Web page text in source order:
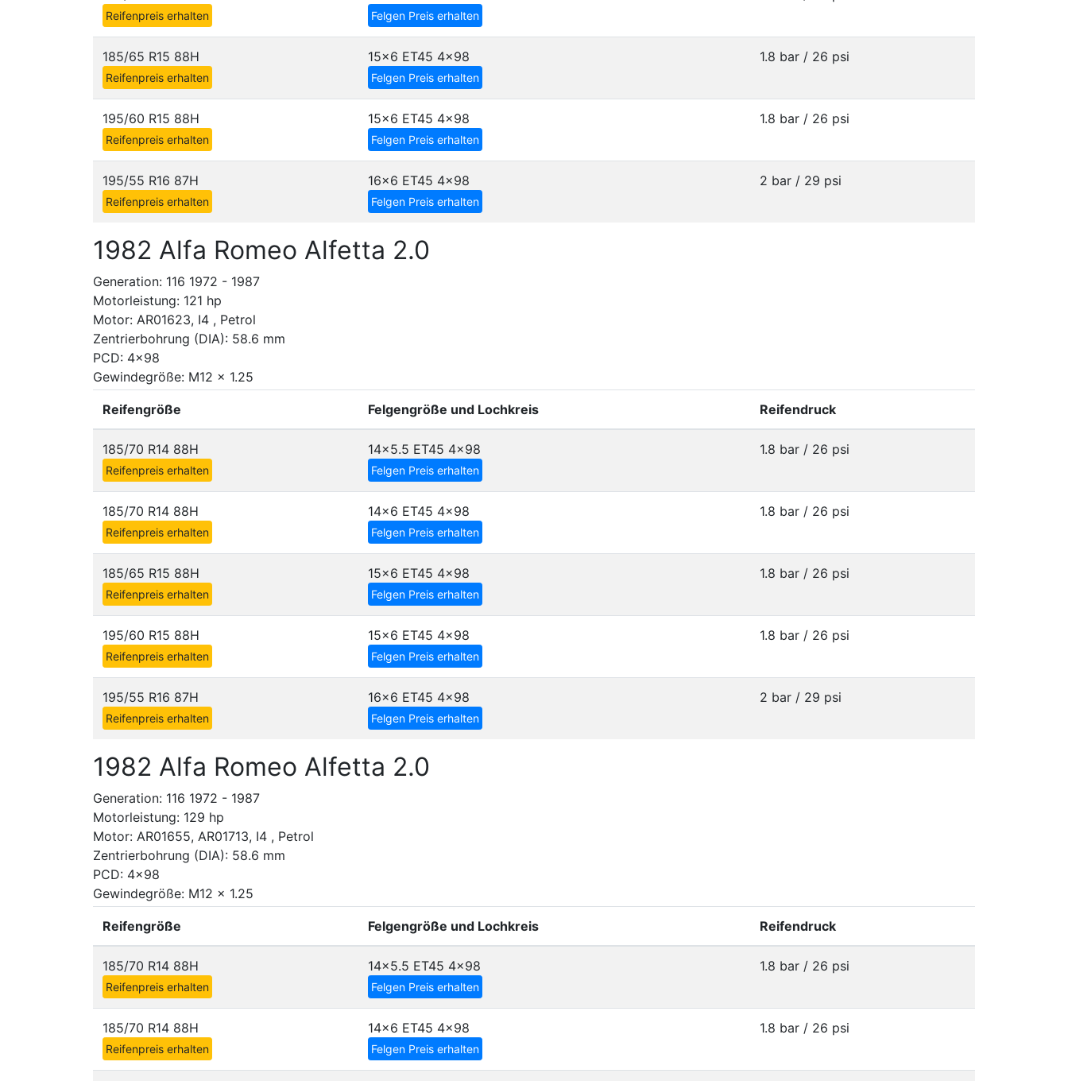
Reifenpreis erhalten Felgen Preis erhalten
185/65 R15 88H
Reifenpreis erhalten
15x6 ET45 4x98
Felgen Preis erhalten
1.8 bar / 26 psi
195/60 R15 88H
Reifenpreis erhalten
15x6 ET45 4x98
Felgen Preis erhalten
1.8 bar / 26 psi
195/55 R16 87H
Reifenpreis erhalten
16x6 ET45 4x98
Felgen Preis erhalten
2 bar / 29 psi
1982 Alfa Romeo Alfetta 2.0
Generation: 116 1972 - 1987
Motorleistung: 121 hp
Motor: AR01623, I4 , Petrol
Zentrierbohrung (DIA): 58.6 mm
PCD: 4x98
Gewindegröße: M12 x 1.25
Reifengröße Felgengröße und Lochkreis Reifendruck
185/70 R14 88H
Reifenpreis erhalten
14x5.5 ET45 4x98
Felgen Preis erhalten
1.8 bar / 26 psi
185/70 R14 88H
Reifenpreis erhalten
14x6 ET45 4x98
Felgen Preis erhalten
1.8 bar / 26 psi
185/65 R15 88H
Reifenpreis erhalten
15x6 ET45 4x98
Felgen Preis erhalten
1.8 bar / 26 psi
195/60 R15 88H
Reifenpreis erhalten
15x6 ET45 4x98
Felgen Preis erhalten
1.8 bar / 26 psi
195/55 R16 87H
Reifenpreis erhalten
16x6 ET45 4x98
Felgen Preis erhalten
2 bar / 29 psi
1982 Alfa Romeo Alfetta 2.0
Generation: 116 1972 - 1987
Motorleistung: 129 hp
Motor: AR01655, AR01713, I4 , Petrol
Zentrierbohrung (DIA): 58.6 mm
PCD: 4x98
Gewindegröße: M12 x 1.25
Reifengröße Felgengröße und Lochkreis Reifendruck
185/70 R14 88H
Reifenpreis erhalten
14x5.5 ET45 4x98
Felgen Preis erhalten
1.8 bar / 26 psi
185/70 R14 88H
Reifenpreis erhalten
14x6 ET45 4x98
Felgen Preis erhalten
1.8 bar / 26 psi